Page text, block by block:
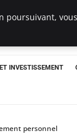
INVESTISSEMENT
personnel
poursuivant,